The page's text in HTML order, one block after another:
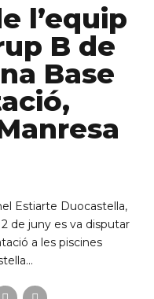
l’equip
B de
Base
Estiarte Duocastella,
de juny es va disputar
a les piscines